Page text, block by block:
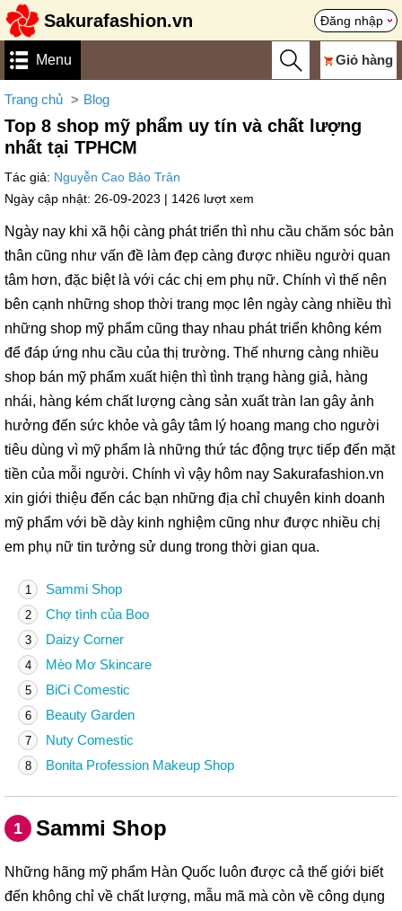
Sakurafashion.vn Đăng nhập
Menu Giỏ hàng
Trang chủ Blog
Top 8 shop mỹ phẩm uy tín và chất lượng
nhất tại TPHCM
Tác giả: Nguyễn Cao Bảo Trân
Ngày cập nhật: 26-09-2023 | 1426 lượt xem
Ngày nay khi xã hội càng phát triển thì nhu cầu chăm sóc bản
thân cũng như vấn đề làm đẹp càng được nhiều người quan
tâm hơn, đặc biệt là với các chị em phụ nữ. Chính vì thế nên
bên cạnh những shop thời trang mọc lên ngày càng nhiều thì
những shop mỹ phẩm cũng thay nhau phát triển không kém
để đáp ứng nhu cầu của thị trường. Thế nhưng càng nhiều
shop bán mỹ phẩm xuất hiện thì tình trạng hàng giả, hàng
nhái, hàng kém chất lượng càng sản xuất tràn lan gây ảnh
hưởng đến sức khỏe và gây tâm lý hoang mang cho người
tiêu dùng vì mỹ phẩm là những thứ tác động trực tiếp đến mặt
tiền của mỗi người. Chính vì vậy hôm nay Sakurafashion.vn
xin giới thiệu đến các bạn những địa chỉ chuyên kinh doanh
mỹ phẩm với bề dày kinh nghiệm cũng như được nhiều chị
em phụ nữ tin tưởng sử dung trong thời gian qua.
1 Sammi Shop
2 Chợ tình của Boo
3 Daizy Corner
4 Mèo Mơ Skincare
5 BiCi Comestic
6 Beauty Garden
7 Nuty Comestic
8 Bonita Profession Makeup Shop
1 Sammi Shop
Những hãng mỹ phẩm Hàn Quốc luôn được cả thế giới biết
đến không chỉ về chất lượng, mẫu mã mà còn về công dụng